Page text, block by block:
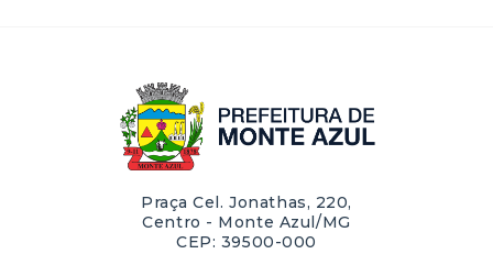
Praça Cel. Jonathas, 220,
Centro - Monte Azul/MG
CEP: 39500-000